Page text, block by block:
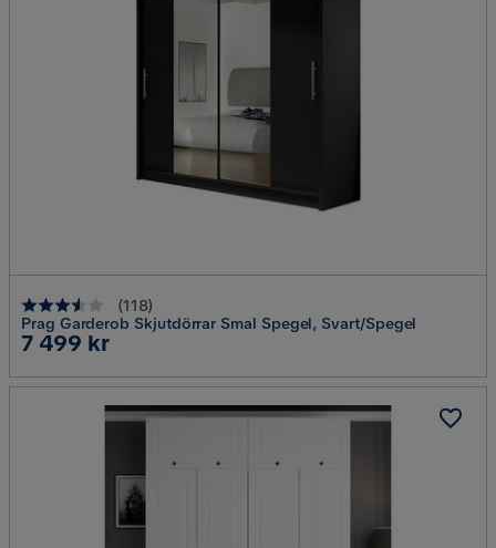
(118)
Prag Garderob Skjutdörrar Smal Spegel, Svart/Spegel
Pris
7 499 kr